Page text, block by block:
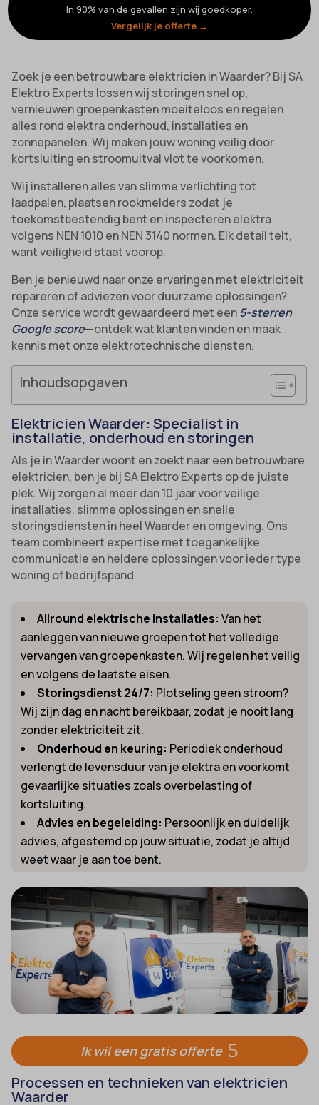
In 90% van de gevallen zijn wij goedkoper.
Vergelijk je offerte →
Zoek je een betrouwbare elektricien in Waarder? Bij SA
Elektro Experts lossen wij storingen snel op,
vernieuwen groepenkasten moeiteloos en regelen
alles rond elektra onderhoud, installaties en
zonnepanelen. Wij maken jouw woning veilig door
kortsluiting en stroomuitval vlot te voorkomen.
Wij installeren alles van slimme verlichting tot
laadpalen, plaatsen rookmelders zodat je
toekomstbestendig bent en inspecteren elektra
volgens NEN 1010 en NEN 3140 normen. Elk detail telt,
want veiligheid staat voorop.
Ben je benieuwd naar onze ervaringen met elektriciteit
repareren of adviezen voor duurzame oplossingen?
Onze service wordt gewaardeerd met een5-sterren
Google score—ontdek wat klanten vinden en maak
kennis met onze elektrotechnische diensten.
Inhoudsopgaven
Elektricien Waarder: Specialist in
installatie, onderhoud en storingen
Als je in Waarder woont en zoekt naar een betrouwbare
elektricien, ben je bij SA Elektro Experts op de juiste
plek. Wij zorgen al meer dan 10 jaar voor veilige
installaties, slimme oplossingen en snelle
storingsdiensten in heel Waarder en omgeving. Ons
team combineert expertise met toegankelijke
communicatie en heldere oplossingen voor ieder type
woning of bedrijfspand.
Allround elektrische installaties: Van het
aanleggen van nieuwe groepen tot het volledige
vervangen van groepenkasten. Wij regelen het veilig
en volgens de laatste eisen.
Storingsdienst 24/7: Plotseling geen stroom?
Wij zijn dag en nacht bereikbaar, zodat je nooit lang
zonder elektriciteit zit.
Onderhoud en keuring: Periodiek onderhoud
verlengt de levensduur van je elektra en voorkomt
gevaarlijke situaties zoals overbelasting of
kortsluiting.
Advies en begeleiding: Persoonlijk en duidelijk
advies, afgestemd op jouw situatie, zodat je altijd
weet waar je aan toe bent.
Ik wil een gratis offerte
Processen en technieken van elektricien
Waarder